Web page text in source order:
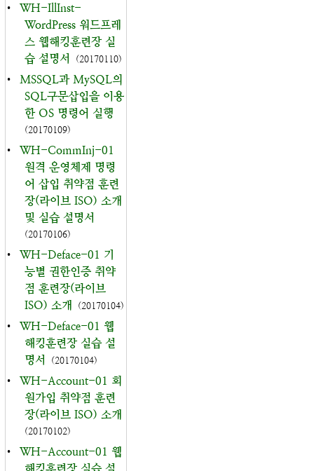
•
WH-IllInst-
WordPress 워드프레
스 웹해킹훈련장 실
습 설명서
(20170110)
•
MSSQL과 MySQL의
SQL구문삽입을 이용
한 OS 명령어 실행
(20170109)
•
WH-CommInj-01
원격 운영체제 명령
어 삽입 취약점 훈련
장(라이브 ISO) 소개
및 실습 설명서
(20170106)
•
WH-Deface-01 기
능별 권한인증 취약
점 훈련장(라이브
ISO) 소개
(20170104)
•
WH-Deface-01 웹
해킹훈련장 실습 설
명서
(20170104)
•
WH-Account-01 회
원가입 취약점 훈련
장(라이브 ISO) 소개
(20170102)
•
WH-Account-01 웹